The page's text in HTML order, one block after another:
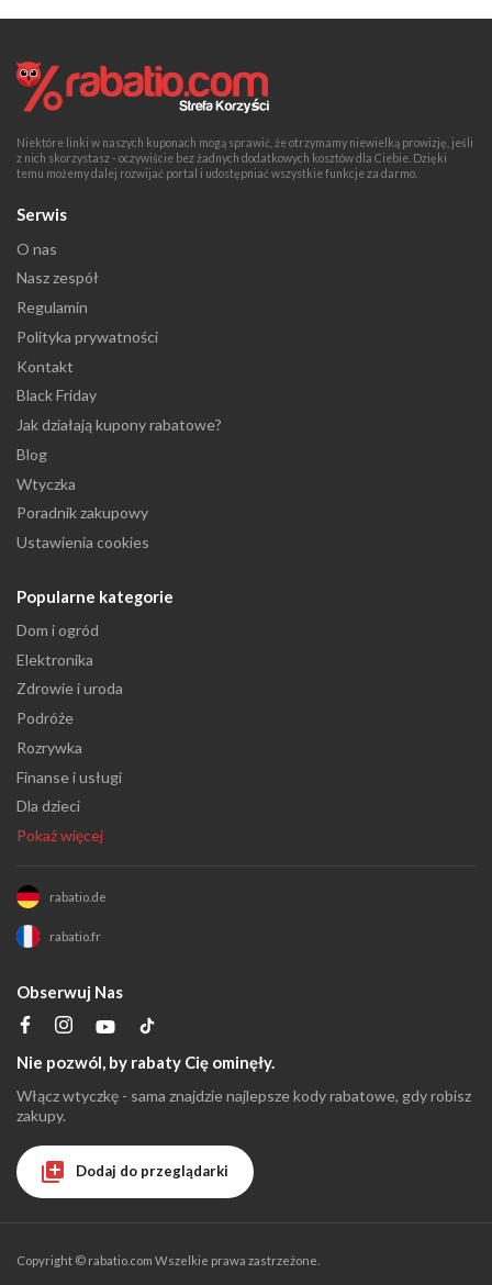
Niektóre linki w naszych kuponach mogą sprawić, że otrzymamy niewielką prowizję, jeśli
z nich skorzystasz - oczywiście bez żadnych dodatkowych kosztów dla Ciebie. Dzięki
temu możemy dalej rozwijać portal i udostępniać wszystkie funkcje za darmo.
Serwis
O nas
Nasz zespół
Regulamin
Polityka prywatności
Kontakt
Black Friday
Jak działają kupony rabatowe?
Blog
Wtyczka
Poradnik zakupowy
Ustawienia cookies
Popularne kategorie
Dom i ogród
Elektronika
Zdrowie i uroda
Podróże
Rozrywka
Finanse i usługi
Dla dzieci
Pokaż więcej
rabatio.de
rabatio.fr
Obserwuj Nas
Nie pozwól, by rabaty Cię ominęły.
Włącz wtyczkę - sama znajdzie najlepsze kody rabatowe, gdy robisz
zakupy.
Dodaj do przeglądarki
Copyright © rabatio.com Wszelkie prawa zastrzeżone.